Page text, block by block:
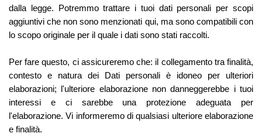
dalla legge. Potremmo trattare i tuoi dati personali per scopi
aggiuntivi che non sono menzionati qui, ma sono compatibili con
lo scopo originale per il quale i dati sono stati raccolti.
Per fare questo, ci assicureremo che: il collegamento tra finalità,
contesto e natura dei Dati personali è idoneo per ulteriori
elaborazioni; l'ulteriore elaborazione non danneggerebbe i tuoi
interessi e ci sarebbe una protezione adeguata per
l'elaborazione. Vi informeremo di qualsiasi ulteriore elaborazione
e finalità.